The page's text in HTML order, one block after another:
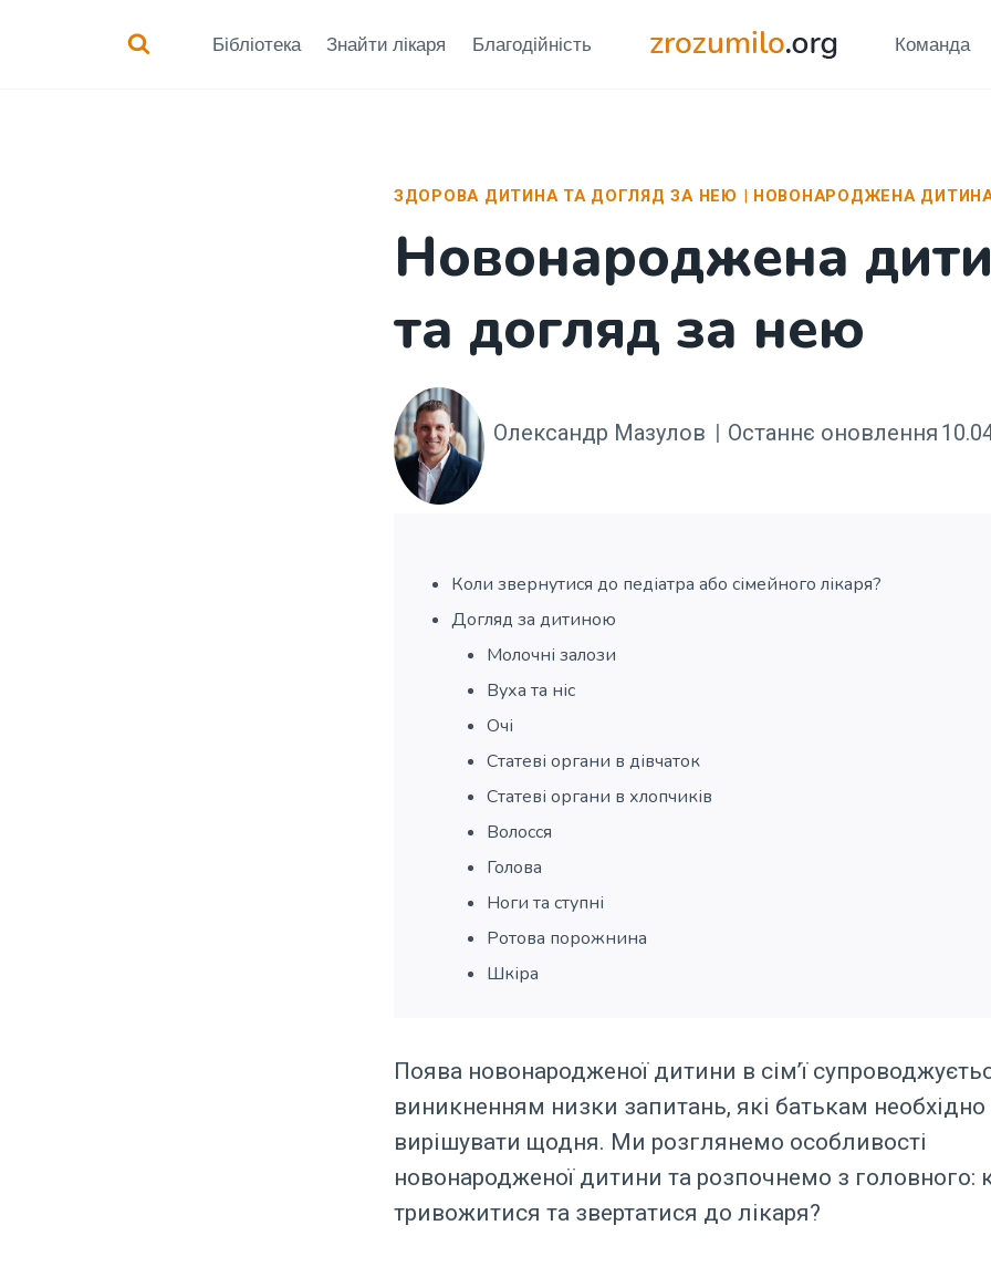
Бібліотека Знайти лікаря Благодійність Команда
ЗДОРОВА ДИТИНА ТА ДОГЛЯД ЗА НЕЮ | НОВОНАРОДЖЕНА
Новонароджена
та догляд за нею
Олександр Мазулов Останнє оновлення
Коли звернутися до педіатра або сімейного лікаря?
Догляд за дитиною
Молочні залози
Вуха та ніс
Очі
Статеві органи в дівчаток
Статеві органи в хлопчиків
Волосся
Голова
Ноги та ступні
Ротова порожнина
Шкіра
Поява новонародженої дитини в сім’ї
виникненням низки запитань, які батькам необхідно
вирішувати щодня. Ми розглянемо особливості
новонародженої дитини та розпочнемо з головного:
тривожитися та звертатися до лікаря?